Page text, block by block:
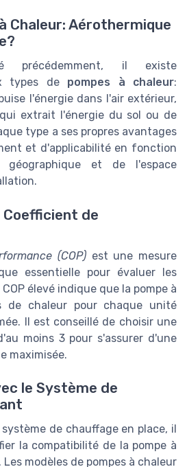
Chaleur: Aérothermique
précédemment, il existe
types de pompes à chaleur:
l'énergie dans l'air extérieur,
extrait l'énergie du sol ou de
type a ses propres avantages
et d'applicabilité en fonction
et de l'espace
de
(COP)est une mesure
essentielle pour évaluer les
élevé indique que la pompe à
de chaleur pour chaque unité
Il est conseillé de choisir une
moins 3 pour s'assurer d'une
maximisée.
le Système de
de chauffage en place, il
la compatibilité de la pompe à
modèles de pompes à chaleur